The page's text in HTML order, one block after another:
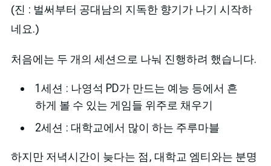
(진 : 벌써부터 공대남의 지독한 향기가 나기 시작하
네요.)
처음에는 두 개의 세션으로 나눠 진행하려 했습니다.
1세션 : 나영석 PD가 만드는 예능 등에서 흔
하게 볼 수 있는 게임들 위주로 채우기
2세션 : 대학교에서 많이 하는 주루마블
하지만 저녁시간이 늦다는 점, 대학교 엠티와는 분명